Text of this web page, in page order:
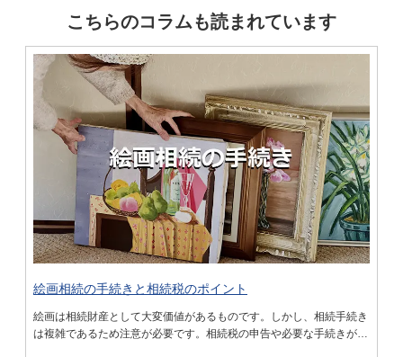
こちらのコラムも読まれています
絵画相続の手続きと相続税のポイント
絵画は相続財産として大変価値があるものです。しかし、相続手続き
は複雑であるため注意が必要です。相続税の申告や必要な手続きがス